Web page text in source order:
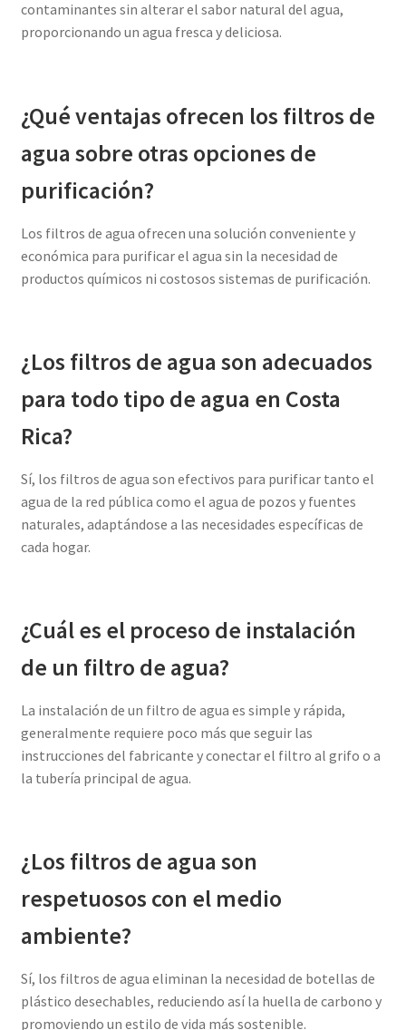
contaminantes sin alterar el sabor natural del agua,
proporcionando un agua fresca y deliciosa.
¿Qué ventajas ofrecen los filtros de
agua sobre otras opciones de
purificación?
Los filtros de agua ofrecen una solución conveniente y
económica para purificar el agua sin la necesidad de
productos químicos ni costosos sistemas de purificación.
¿Los filtros de agua son adecuados
para todo tipo de agua en Costa
Rica?
Sí, los filtros de agua son efectivos para purificar tanto el
agua de la red pública como el agua de pozos y fuentes
naturales, adaptándose a las necesidades específicas de
cada hogar.
¿Cuál es el proceso de instalación
de un filtro de agua?
La instalación de un filtro de agua es simple y rápida,
generalmente requiere poco más que seguir las
instrucciones del fabricante y conectar el filtro al grifo o a
la tubería principal de agua.
¿Los filtros de agua son
respetuosos con el medio
ambiente?
Sí, los filtros de agua eliminan la necesidad de botellas de
plástico desechables, reduciendo así la huella de carbono y
promoviendo un estilo de vida más sostenible.